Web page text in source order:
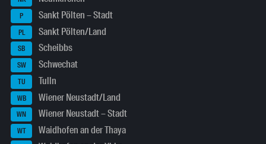
P Sankt Pölten – Stadt
PL Sankt Pölten/Land
SB Scheibbs
SW Schwechat
TU Tulln
WB Wiener Neustadt/Land
WN Wiener Neustadt – Stadt
WT Waidhofen an der Thaya